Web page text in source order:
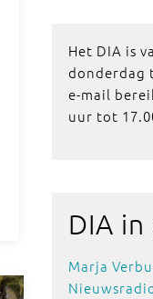
Het DIA is
donderdag
e-mail
uur tot
DIA
Marja